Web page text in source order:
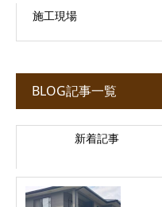
施工現場
BLOG記事一覧
新着記事